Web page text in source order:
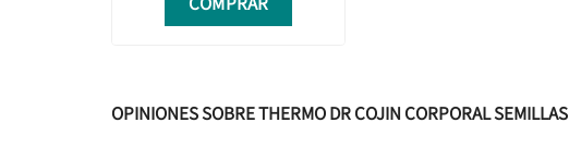
OPINIONES SOBRE THERMO DR COJIN CORPORAL SEMILLAS